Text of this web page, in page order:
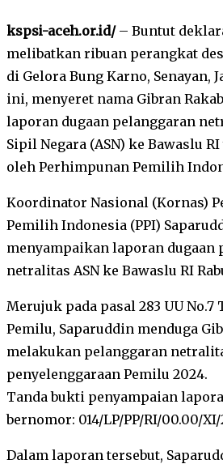
kspsi-aceh.or.id/– Buntut
melibatkan ribuan perangkat
di Gelora Bung Karno, Senayan,
ini, menyeret nama Gibran
laporan dugaan pelanggaran
Sipil Negara (ASN) ke Bawaslu
oleh Perhimpunan Pemilih
Koordinator Nasional (Kornas)
Pemilih Indonesia (PPI)
menyampaikan laporan dugaan
netralitas ASN ke Bawaslu RI
Merujuk pada pasal 283 UU No.7
Pemilu, Saparuddin menduga
melakukan pelanggaran
penyelenggaraan Pemilu 2024.
Tanda bukti penyampaian
bernomor: 014/LP/PP/RI/00.00/XI/
Dalam laporan tersebut,